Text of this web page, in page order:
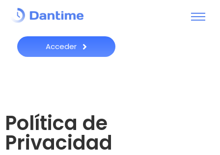
Acceder
Política de
Privacidad